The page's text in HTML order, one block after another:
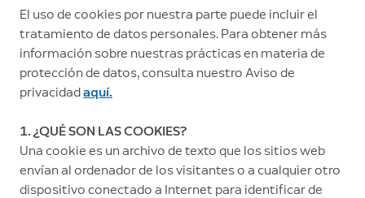
El uso de cookies por nuestra parte puede incluir el
tratamiento de datos personales. Para obtener más
información sobre nuestras prácticas en materia de
protección de datos, consulta nuestro Aviso de
privacidadaquí.
1. ¿QUÉ SON LAS COOKIES?
Una cookie es un archivo de texto que los sitios web
envían al ordenador de los visitantes o a cualquier otro
dispositivo conectado a Internet para identificar de